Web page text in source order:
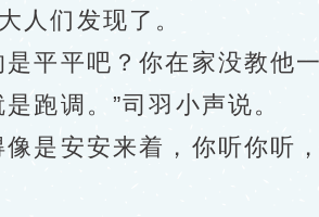
人们发现了。
平平吧？你在家没教他一
调。”司羽小声说。
安安来着，你听你听，